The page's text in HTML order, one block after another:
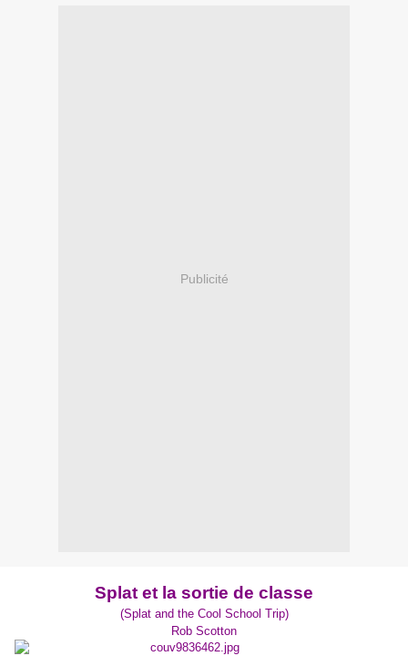
Publicité
Splat et la sortie de classe
(Splat and the Cool School Trip)
Rob Scotton